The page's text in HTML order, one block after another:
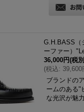
G.H.BASS（
ーファー）
36,000円(税
(税込: 39,600
ブランドの
ームのある"
な光沢が魅